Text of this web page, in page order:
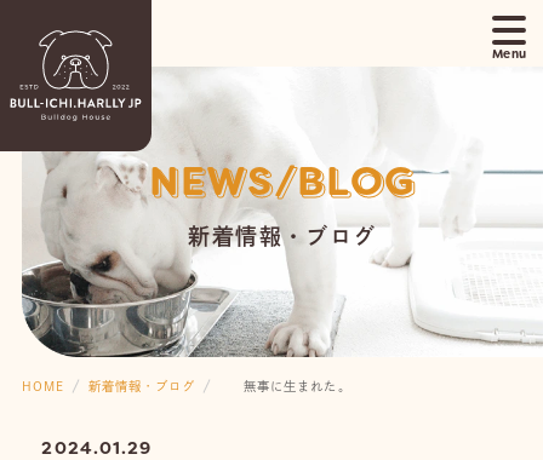
NEWS/BLOG
新着情報・ブログ
HOME 新着情報・ブログ 無事に生まれた。
2024.01.29